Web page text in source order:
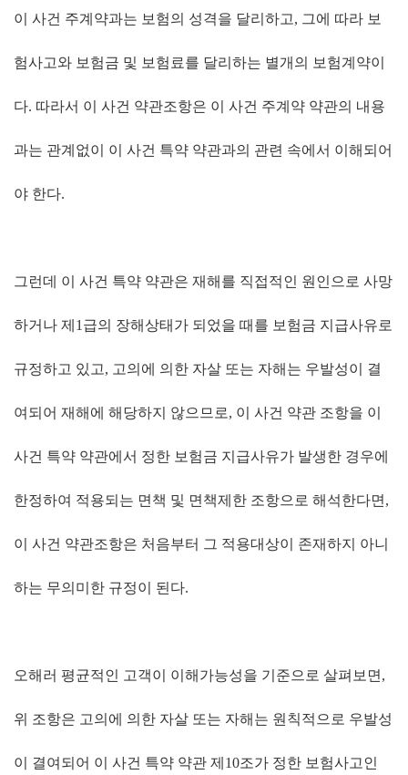
이 사건 주계약과는 보험의 성격을 달리하고, 그에 따라 보
험사고와 보험금 및 보험료를 달리하는 별개의 보험계약이
다. 따라서 이 사건 약관조항은 이 사건 주계약 약관의 내용
과는 관계없이 이 사건 특약 약관과의 관련 속에서 이해되어
야 한다.
그런데 이 사건 특약 약관은 재해를 직접적인 원인으로 사망
하거나 제 1 급의 장해상태가 되었을 때를 보험금 지급사유로
규정하고 있고, 고의에 의한 자살 또는 자해는 우발성이 결
여되어 재해에 해당하지 않으므로, 이 사건 약관 조항을 이
사건 특약 약관에서 정한 보험금 지급사유가 발생한 경우에
한정하여 적용되는 면책 및 면책제한 조항으로 해석한다면 ,
이 사건 약관조항은 처음부터 그 적용대상이 존재하지 아니
하는 무의미한 규정이 된다.
오해러 평균적인 고객이 이해가능성을 기준으로 살펴보면 ,
위 조항은 고의에 의한 자살 또는 자해는 원칙적으로 우발성
이 결여되어 이 사건 특약 약관 제 10조가 정한 보험사고인